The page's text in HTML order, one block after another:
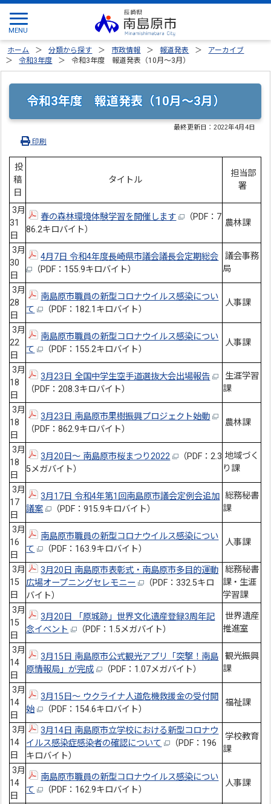
ホーム 分類から探す 市政情報 報道発表
アーカイブ
令和3年度
令和3年度 報道発表（10月～3月）
令和3年度 報道発表（10月～3月）
最終更新日：2022年4月4日
印刷
投
稿
日
タイトル
担当部
署
3月
31
日
春の森林環境体験学習を開催します
（PDF：7
86.2キロバイト）
農林課
3月
30
日
4月7日 令和4年度長崎県市議会議長会定期総会
（PDF：155.9キロバイト）
議会事務
局
3月
28
日
南島原市職員の新型コロナウイルス感染につい
て
（PDF：182.1キロバイト）
人事課
3月
22
日
南島原市職員の新型コロナウイルス感染につい
て
（PDF：155.2キロバイト）
人事課
3月
18
日
3月23日 全国中学生空手道選抜大会出場報告
（PDF：208.3キロバイト）
生涯学習
課
3月
18
日
3月23日 南島原市果樹振興プロジェクト始動
（PDF：862.9キロバイト）
農林課
3月
18
日
3月20日～ 南島原市桜まつり2022
（PDF：2.3
5メガバイト）
地域づく
り課
3月
17
日
3月17日 令和4年第1回南島原市議会定例会追加
議案
（PDF：915.9キロバイト）
総務秘書
課
3月
16
日
南島原市職員の新型コロナウイルス感染につい
て
（PDF：163.9キロバイト）
人事課
3月
15
日
3月20日 南島原市表彰式・南島原市多目的運動
広場オープニングセレモニー
（PDF：332.5キロ
バイト）
総務秘書
課・生涯
学習課
3月
15
日
3月20日 「原城跡」世界文化遺産登録3周年記
念イベント
（PDF：1.5メガバイト）
世界遺産
推進室
3月
14
日
3月15日 南島原市公式観光アプリ「突撃！南島
原情報局」が完成
（PDF：1.07メガバイト）
観光振興
課
3月
14
日
3月15日～ ウクライナ人道危機救援金の受付開
始
（PDF：154.6キロバイト）
福祉課
3月
14
日
3月14日 南島原市立学校における新型コロナウ
イルス感染症感染者の確認について
（PDF：196
キロバイト）
学校教育
課
3月
14
日
南島原市職員の新型コロナウイルス感染につい
て
（PDF：162.9キロバイト）
人事課